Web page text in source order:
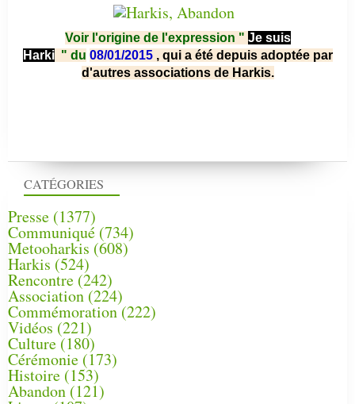
CATÉGORIES
Presse (1377)
Communiqué (734)
Metooharkis (608)
Harkis (524)
Rencontre (242)
Association (224)
Commémoration(222)
Vidéos (221)
Culture(180)
Cérémonie (173)
Histoire (153)
Abandon(121)
Voir l'origine de l'expression " Je suis
Harki " du 08/01/2015 , qui a été depuis adoptée par
d'autres associations de Harkis.